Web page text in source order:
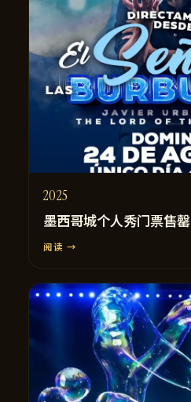
2025
墨西哥城个人秀门票售罄
阅读 →